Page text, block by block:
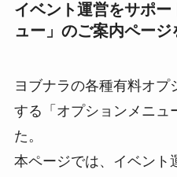
イベント運営をサポ
ュー」のご案内ページ
ヨブナラの各種有料オプ
する「オプションメニュ
た。
本ページでは、イベント